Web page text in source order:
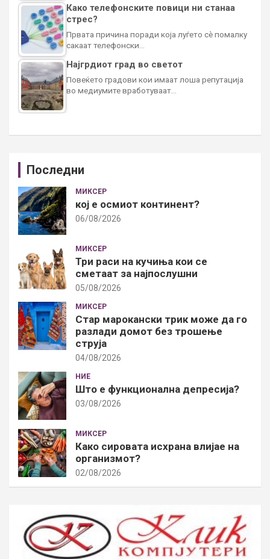
Како телефонските повици ни станаа
стрес?
Првата причина поради која луѓето сè помалку
сакаат телефонски…
Најгрдиот град во светот
Повеќето градови кои имаат лоша репутација
во медиумите вработуваат…
Последни
МИКСЕР
кој е осмиот континент?
06/08/2026
МИКСЕР
Три раси на кучиња кои се
сметаат за најпослушни
05/08/2026
МИКСЕР
Стар марокански трик може да го
разлади домот без трошење
струја
04/08/2026
НИЕ
Што е функционална депресија?
03/08/2026
МИКСЕР
Како сировата исхрана влијае на
организмот?
02/08/2026